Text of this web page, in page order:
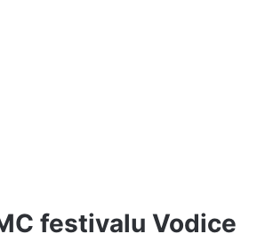
festivalu Vodice